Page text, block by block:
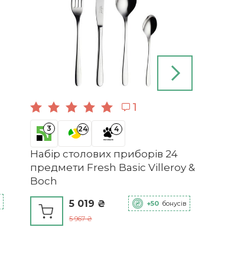
1
3 24 4
Набір столових приборів 24
предмети Fresh Basic Villeroy &
Boch
5 019 ₴
5 967 ₴
+50 бонусів